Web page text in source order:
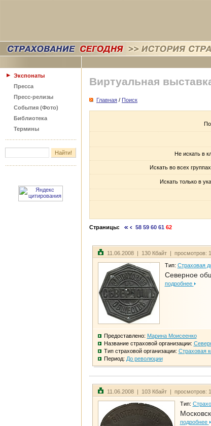
Экспонаты
Пресса
Пресс-релизы
События (Фото)
Библиотека
Термины
Виртуальная
Главная / Поиск
Не искать в
Искать во всех
Искать только в
Страницы: 58 59 60 61 62
11.06.2008 | 130 Кбайт | просмотров:
Тип: Страховая
Северное
подробнее
Предоставлено: Марина Моисеенко
Название страховой организации:
Тип страховой организации: Страховая
Период: До революции
11.06.2008 | 103 Кбайт | просмотров:
Тип:
подробнее